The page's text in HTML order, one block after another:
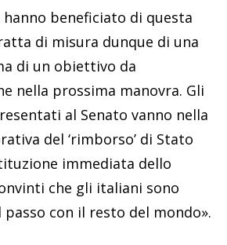
hanno beneficiato di questa
di misura dunque di una
di un obiettivo da
nella prossima manovra. Gli
al Senato vanno nella
del ‘rimborso’ di Stato
immediata dello
che gli italiani sono
con il resto del mondo».